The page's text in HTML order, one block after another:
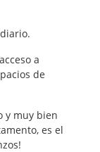
a
de
y muy bien
es el